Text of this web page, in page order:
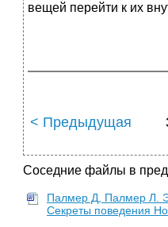
вещей перейти к их
< Предыдущая
Соседние файлы в
Палмер Д, Палмер Л.
Секреты поведения